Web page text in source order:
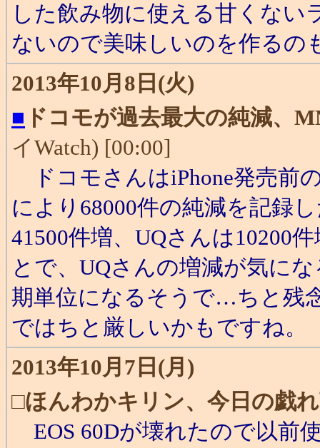
した飲み物に使える甘くな
ないので美味しいのを作るの
2013年10月8日(火)
■ ドコモが過去最大の純減、
イWatch) [00:00]
ドコモさんはiPhone発売前
により68000件の純減を記録
41500件増、UQさんは10200
とで、UQさんの増減が気に
期単位になるそうで…ちと残
ではちと厳しいかもですね。
2013年10月7日(月)
□ほんわかキリン、今日の戯
EOS 60Dが壊れたので以前